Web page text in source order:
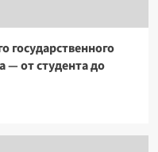
государственного
— от студента до